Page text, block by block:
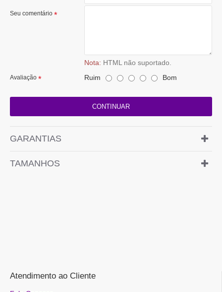
Seu comentário
Nota: HTML não suportado.
Avaliação Ruim Bom
CONTINUAR
GARANTIAS
TAMANHOS
Atendimento ao Cliente